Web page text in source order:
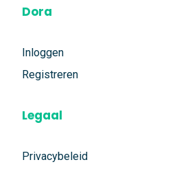
Dora
Inloggen
Registreren
Legaal
Privacybeleid